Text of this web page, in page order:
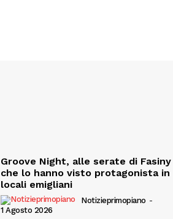
Groove Night, alle serate di Fasiny
che lo hanno visto protagonista in
locali emigliani
Notizieprimopiano -
1 Agosto 2026